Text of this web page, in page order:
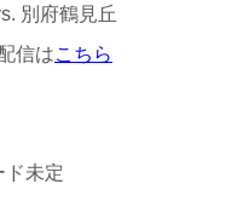
別府鶴見丘
信はこちら
未定